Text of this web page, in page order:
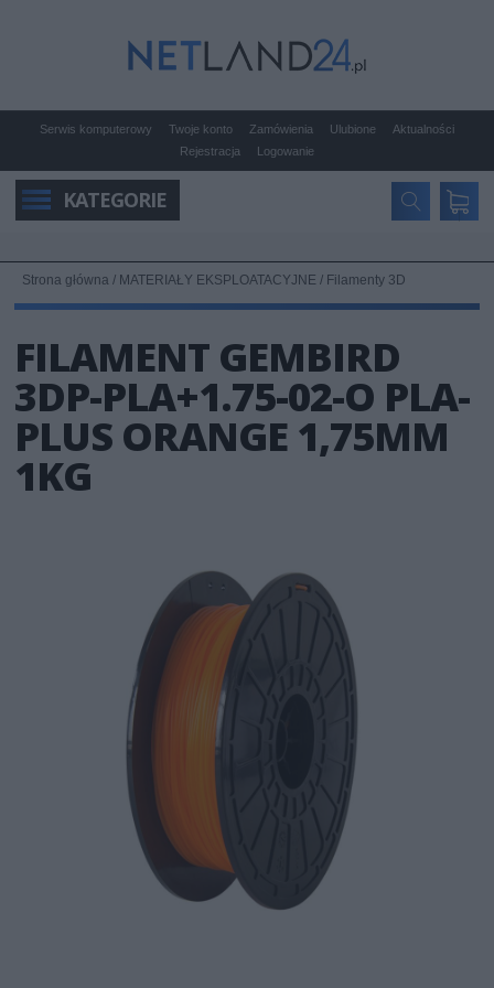
Serwis komputerowy Twoje konto Zamówienia Ulubione
Aktualności
Rejestracja
Logowanie
KATEGORIE
Strona główna / MATERIAŁY EKSPLOATACYJNE / Filamenty 3D
FILAMENT GEMBIRD
3DP-PLA+1.75-02-O PLA-
PLUS ORANGE 1,75MM
1KG